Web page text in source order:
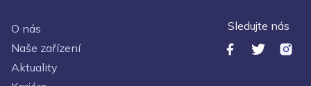
O nás
Naše zařízení
Aktuality
Sledujte nás